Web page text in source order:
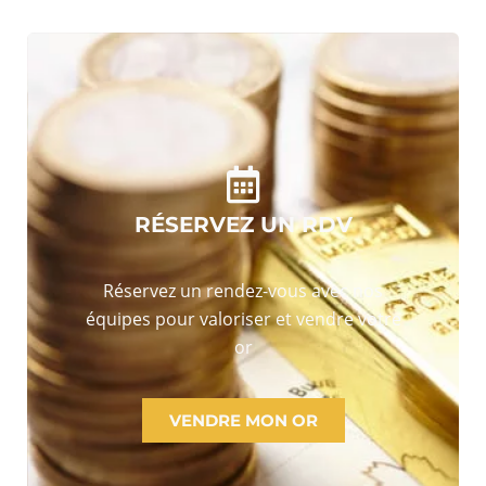
RÉSERVEZ UN RDV
Réservez un rendez-vous avec nos
équipes pour valoriser et vendre votre
or
VENDRE MON OR